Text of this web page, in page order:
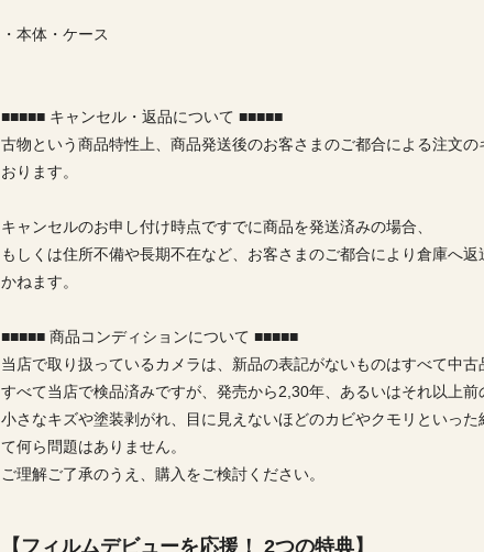
・本体・ケース
■■■■■ キャンセル・返品について ■■■■■
古物という商品特性上、商品発送後のお客さまのご都合による注文
おります。
キャンセルのお申し付け時点ですでに商品を発送済みの場合、
もしくは住所不備や長期不在など、お客さまのご都合により倉庫へ
かねます。
■■■■■ 商品コンディションについて ■■■■■
当店で取り扱っているカメラは、新品の表記がないものはすべて中古
すべて当店で検品済みですが、発売から2,30年、あるいはそれ以上
小さなキズや塗装剥がれ、目に見えないほどのカビやクモリといっ
て何ら問題はありません。
ご理解ご了承のうえ、購入をご検討ください。
【フィルムデビューを応援！ 2つの特典】